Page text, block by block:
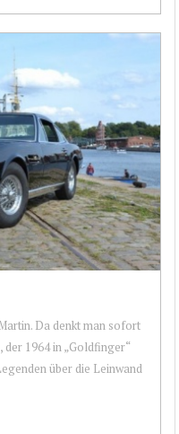
Da denkt man sofort
der 1964 in „Goldfinger“
über die Leinwand